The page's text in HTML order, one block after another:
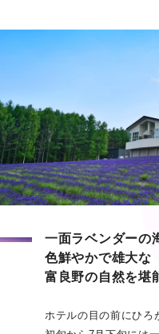
一面ラベンダーの
色鮮やかで雄大な
富良野の自然を堪
ホテルの目の前にひろ